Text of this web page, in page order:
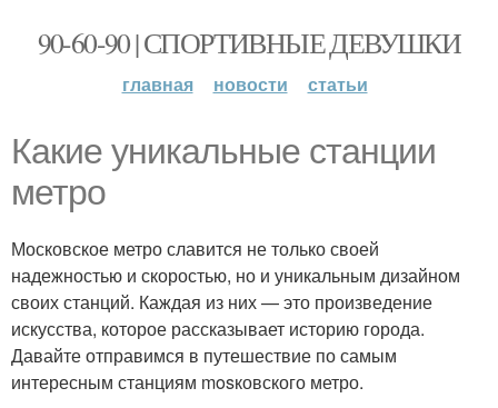
90-60-90 | СПОРТИВНЫЕ ДЕВУШКИ
главная новости статьи
Какие уникальные станции
метро
Московское метро славится не только своей
надежностью и скоростью, но и уникальным дизайном
своих станций. Каждая из них — это произведение
искусства, которое рассказывает историю города.
Давайте отправимся в путешествие по самым
интересным станциям mosковского метро.